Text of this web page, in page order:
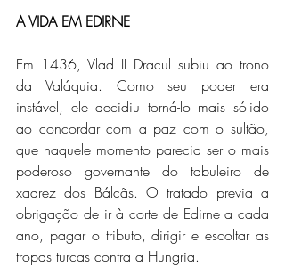
A VIDA EM EDIRNE
Em 1436, Vlad II Dracul subiu ao trono
da Valáquia. Como seu poder era
instável, ele decidiu torná-lo mais sólido
ao concordar com a paz com o sultão,
que naquele momento parecia ser o mais
poderoso governante do tabuleiro de
xadrez dos Bálcãs. O tratado previa a
obrigação de ir à corte de Edirne a cada
ano, pagar o tributo, dirigir e escoltar as
tropas turcas contra a Hungria.